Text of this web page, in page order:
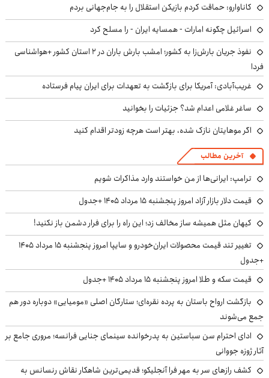
کاناوارو: حماقت کردم بازیکن استقلال را به جام‌جهانی بردم
اسرائیل چگونه امارات - همسایه ایران - را مسلح کرد
نفوذ جریان بارش‌زا به کشور؛ امشب بارش باران در ۲ استان کشور +هواشناسی
فردا
غریب‌آبادی: آمریکا برای بازگشت به تعهدات برای ایران پیام فرستاده
ساغر غلامی اعدام شد؟ جزئیات را بخوانید
اگر موهایتان نازک شده، بهتر است هرچه زودتر اقدام کنید
آخرین مطالب
ترامپ: ایرانی‌ها از من خواستند وارد مذاکرات شویم
قیمت دلار بازار آزاد امروز پنجشنبه ۱۵ مرداد ۱۴۰۵ +جدول
کیهان مثل همیشه ساز مخالف زد؛ این راه را برای فرار دشمن باز نکنید!
تغییر تند قیمت محصولات ایران‌خودرو و سایپا امروز پنجشنبه ۱۵ مرداد ۱۴۰۵
+جدول
قیمت سکه و طلا امروز پنجشنبه ۱۵ مرداد ۱۴۰۵ +جدول
بازگشت ارواح باستان به پرده نقره‌ای؛ ستارگان اصلی «مومیایی» دوباره دور هم
جمع می‌شوند
ادای احترام سن سباستین به پدرخوانده سینمای جنایی فرانسه؛ مروری جامع بر
آثار ژوزه جووانی
کشف رازهای سر به مهر فرا آنجلیکو؛ قدیمی‌ترین شاهکار نقاش رنسانس به